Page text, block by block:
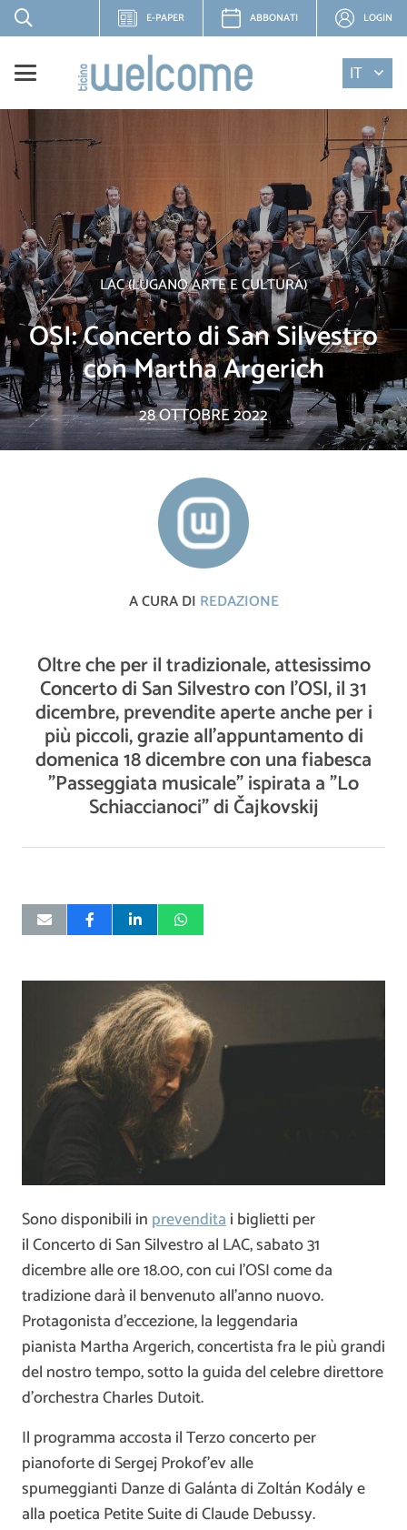
E-PAPER ABBONATI LOGIN
IT
LAC (LUGANO ARTE E CULTURA)
OSI: Concerto di San Silvestro
con Martha Argerich
28 OTTOBRE 2022
A CURA DI REDAZIONE
Oltre che per il tradizionale, attesissimo
Concerto di San Silvestro con l'OSI, il 31
dicembre, prevendite aperte anche per i
più piccoli, grazie all’appuntamento di
domenica 18 dicembre con una fiabesca
"Passeggiata musicale" ispirata a "Lo
Schiaccianoci" di Čajkovskij
Sono disponibili in prevenditai biglietti per
il Concerto di San Silvestro al LAC, sabato 31
dicembre alle ore 18.00, con cui l’OSI come da
tradizione darà il benvenuto all’anno nuovo.
Protagonista d’eccezione, la leggendaria
pianista Martha Argerich, concertista fra le più grandi
del nostro tempo, sotto la guida del celebre direttore
d’orchestra Charles Dutoit.
Il programma accosta il Terzo concerto per
pianoforte di Sergej Prokof’ev alle
spumeggianti Danze di Galánta di Zoltán Kodály e
alla poetica Petite Suite di Claude Debussy.